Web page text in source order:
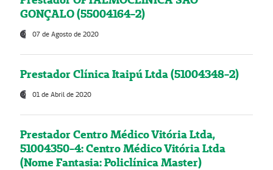
GONÇALO (55004164-2)
07 de Agosto de 2020
Prestador Clínica Itaipú Ltda (51004348-2)
01 de Abril de 2020
Prestador Centro Médico Vitória Ltda,
51004350-4: Centro Médico Vitória Ltda
(Nome Fantasia: Policlínica Master)